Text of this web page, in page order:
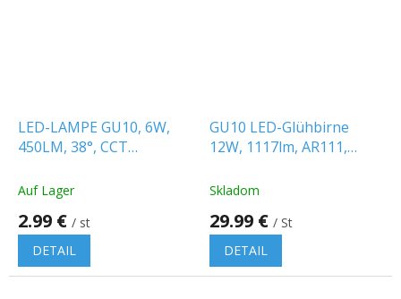
LED-LAMPE GU10, 6W,
450LM, 38°, CCT
[WOJ+14703]
Auf Lager
2.99 € / st
DETAIL
GU10 LED-Glühbirne
12W, 1117lm, AR111,
Skladom
29.99 € / St
DETAIL